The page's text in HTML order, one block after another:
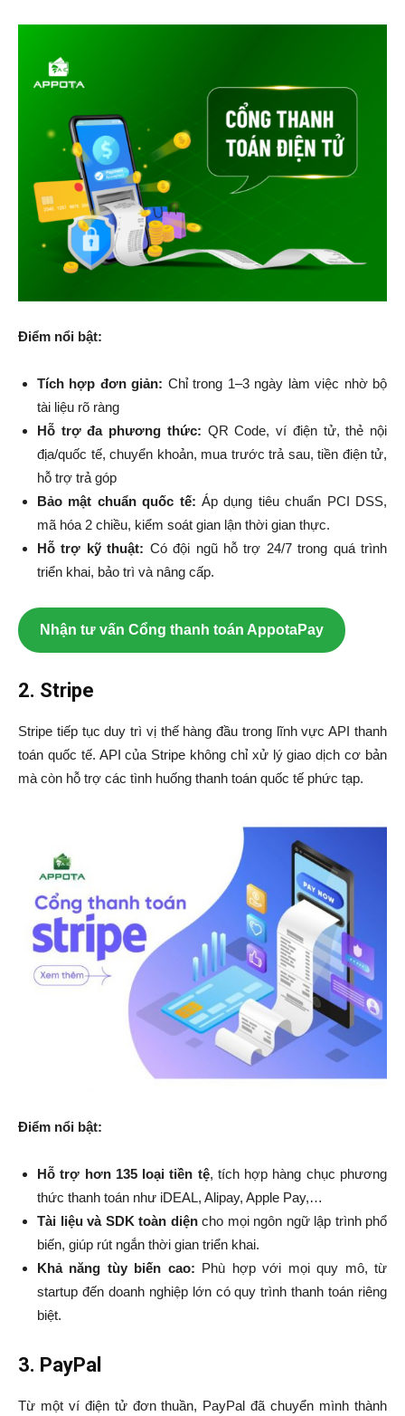
Điểm nổi bật:
Tích hợp đơn giản: Chỉ trong 1–3 ngày làm việc nhờ bộ
tài liệu rõ ràng
Hỗ trợ đa phương thức: QR Code, ví điện tử, thẻ nội
địa/quốc tế, chuyển khoản, mua trước trả sau, tiền điện tử,
hỗ trợ trả góp
Bảo mật chuẩn quốc tế: Áp dụng tiêu chuẩn PCI DSS,
mã hóa 2 chiều, kiểm soát gian lận thời gian thực.
Hỗ trợ kỹ thuật: Có đội ngũ hỗ trợ 24/7 trong quá trình
triển khai, bảo trì và nâng cấp.
Nhận tư vấn Cổng thanh toán AppotaPay
2. Stripe
Stripe tiếp tục duy trì vị thế hàng đầu trong lĩnh vực API thanh
toán quốc tế. API của Stripe không chỉ xử lý giao dịch cơ bản
mà còn hỗ trợ các tình huống thanh toán quốc tế phức tạp.
Điểm nổi bật:
Hỗ trợ hơn 135 loại tiền tệ, tích hợp hàng chục phương
thức thanh toán như iDEAL, Alipay, Apple Pay,…
Tài liệu và SDK toàn diệncho mọi ngôn ngữ lập trình phổ
biến, giúp rút ngắn thời gian triển khai.
Khả năng tùy biến cao: Phù hợp với mọi quy mô, từ
startup đến doanh nghiệp lớn có quy trình thanh toán riêng
biệt.
3. PayPal
Từ một ví điện tử đơn thuần, PayPal đã chuyển mình thành